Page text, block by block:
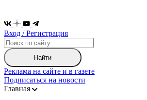
Вход / Регистрация
Найти
Реклама на сайте и в газете
Подписаться на новости
Главная